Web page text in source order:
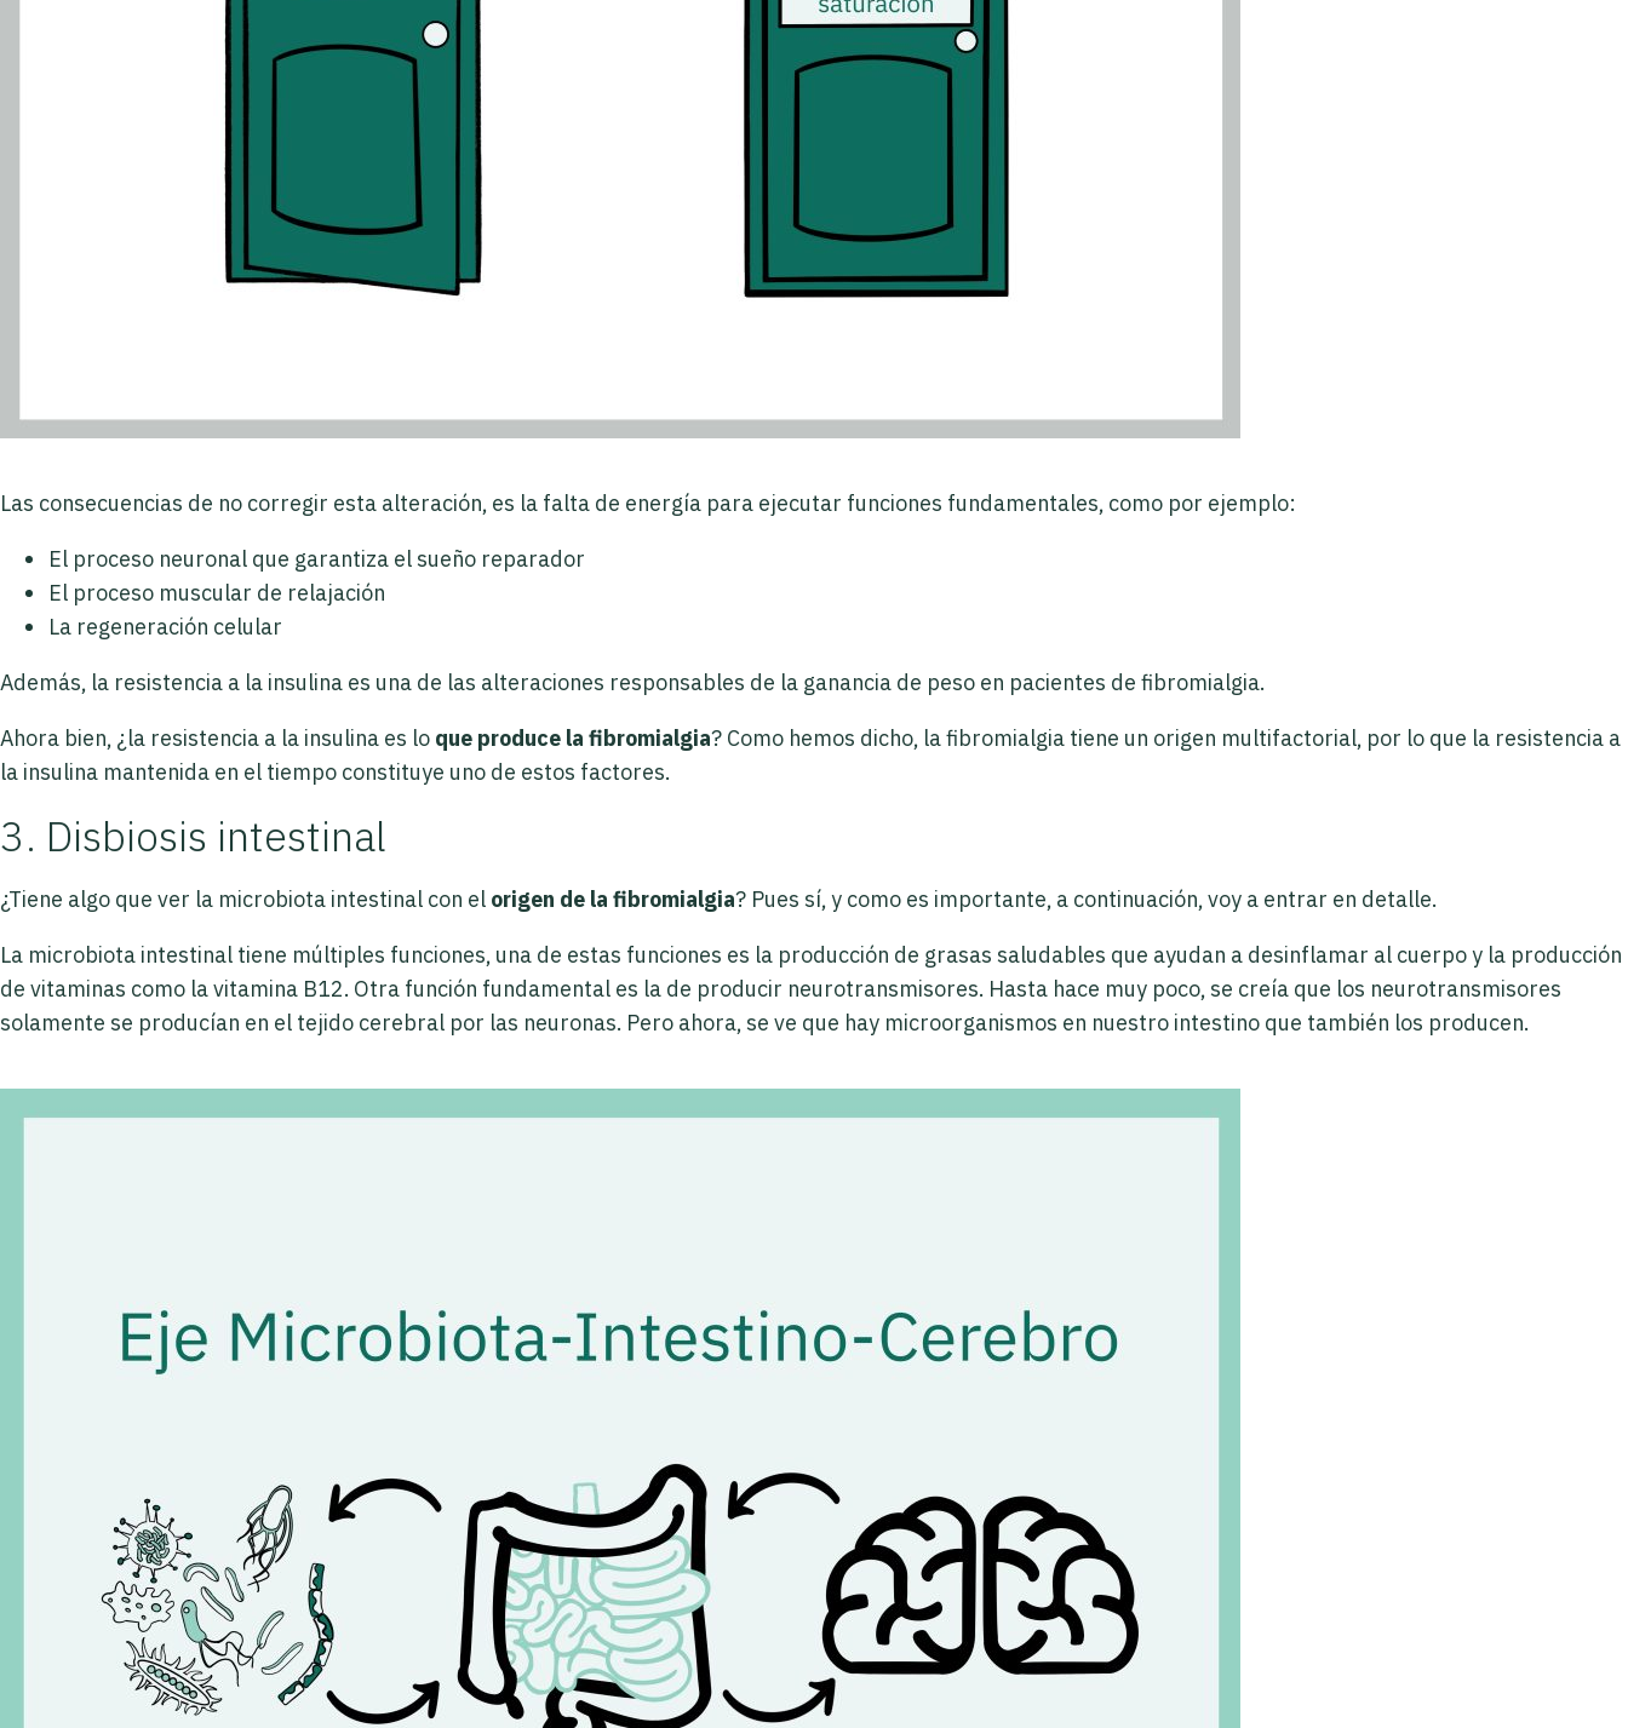
Las consecuencias de no corregir esta alteración, es la falta de energía para ejecutar funciones fundamentales, como por ejemplo:
El proceso neuronal que garantiza el sueño reparador
El proceso muscular de relajación
La regeneración celular
Además, la resistencia a la insulina es una de las alteraciones responsables de la ganancia de peso en pacientes de fibromialgia.
Ahora bien, ¿la resistencia a la insulina es lo que produce la fibromialgia? Como hemos dicho, la fibromialgia tiene un origen multifactorial, por lo que la resistencia a
la insulina mantenida en el tiempo constituye uno de estos factores.
3. Disbiosis intestinal
¿Tiene algo que ver la microbiota intestinal con el origen de la fibromialgia? Pues sí, y como es importante, a continuación, voy a entrar en detalle.
La microbiota intestinal tiene múltiples funciones, una de estas funciones es la producción de grasas saludables que ayudan a desinflamar al cuerpo y la producción
de vitaminas como la vitamina B12. Otra función fundamental es la de producir neurotransmisores. Hasta hace muy poco, se creía que los neurotransmisores
solamente se producían en el tejido cerebral por las neuronas. Pero ahora, se ve que hay microorganismos en nuestro intestino que también los producen.